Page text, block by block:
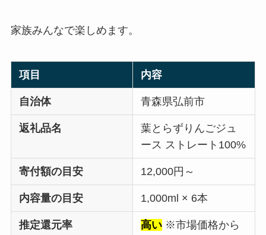
家族みんなで楽しめます。
項目 内容
自治体 青森県弘前市
返礼品名
葉とらずりんごジュ
ース ストレート100%
寄付額の目安 12,000円～
内容量の目安 1,000ml × 6本
推定還元率 高い ※市場価格から